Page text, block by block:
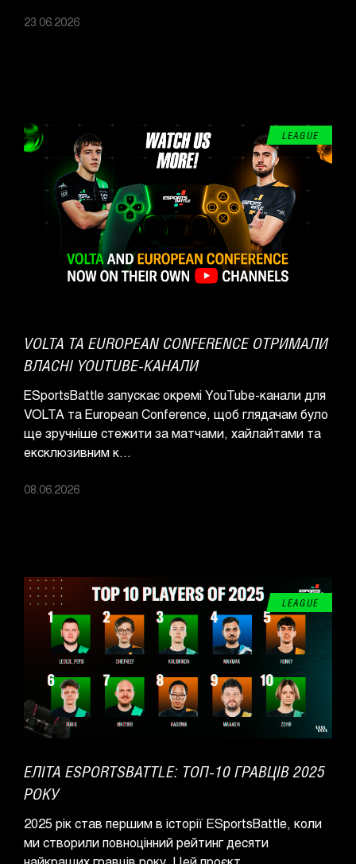
23.06.2026
LEAGUE
VOLTA ТА EUROPEAN CONFERENCE ОТРИМАЛИ
ВЛАСНІ YOUTUBE-КАНАЛИ
ESportsBattle запускає окремі YouTube-канали для
VOLTA та European Conference, щоб глядачам було
ще зручніше стежити за матчами, хайлайтами та
ексклюзивним к...
08.06.2026
LEAGUE
ЕЛІТА ESPORTSBATTLE: ТОП-10 ГРАВЦІВ 2025
РОКУ
2025 рік став першим в історії ESportsBattle, коли
ми створили повноцінний рейтинг десяти